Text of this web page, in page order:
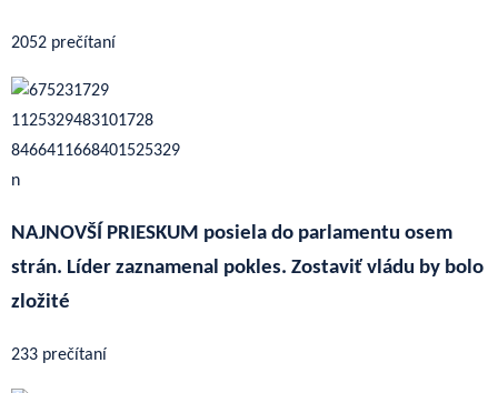
2052 prečítaní
NAJNOVŠÍ PRIESKUM posiela do parlamentu osem
strán. Líder zaznamenal pokles. Zostaviť vládu by bolo
zložité
233 prečítaní